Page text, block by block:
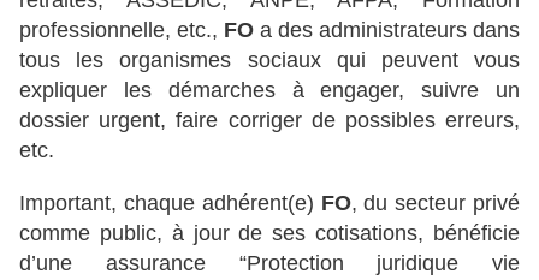
professionnelle, etc., FO a des administrateurs dans
tous les organismes sociaux qui peuvent vous
expliquer les démarches à engager, suivre un
dossier urgent, faire corriger de possibles erreurs,
etc.
Important, chaque adhérent(e) FO, du secteur privé
comme public, à jour de ses cotisations, bénéficie
d’une assurance “Protection juridique vie